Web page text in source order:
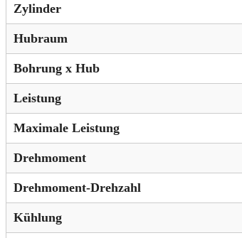
Zylinder
Hubraum
Bohrung x Hub
Leistung
Maximale Leistung
Drehmoment
Drehmoment-Drehzahl
Kühlung